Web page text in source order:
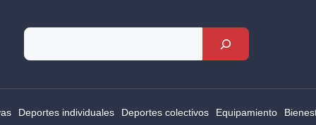
Rechercher
Deportes individuales Deportes colectivos Equipamiento